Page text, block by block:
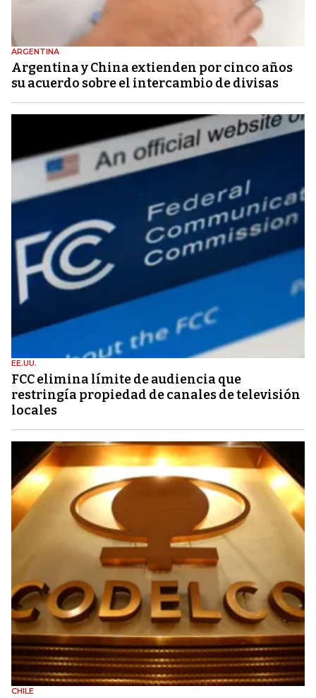
ARGENTINA
Argentina y China extienden por cinco años
su acuerdo sobre el intercambio de divisas
EE.UU.
FCC elimina límite de audiencia que
restringía propiedad de canales de televisión
locales
CHILE